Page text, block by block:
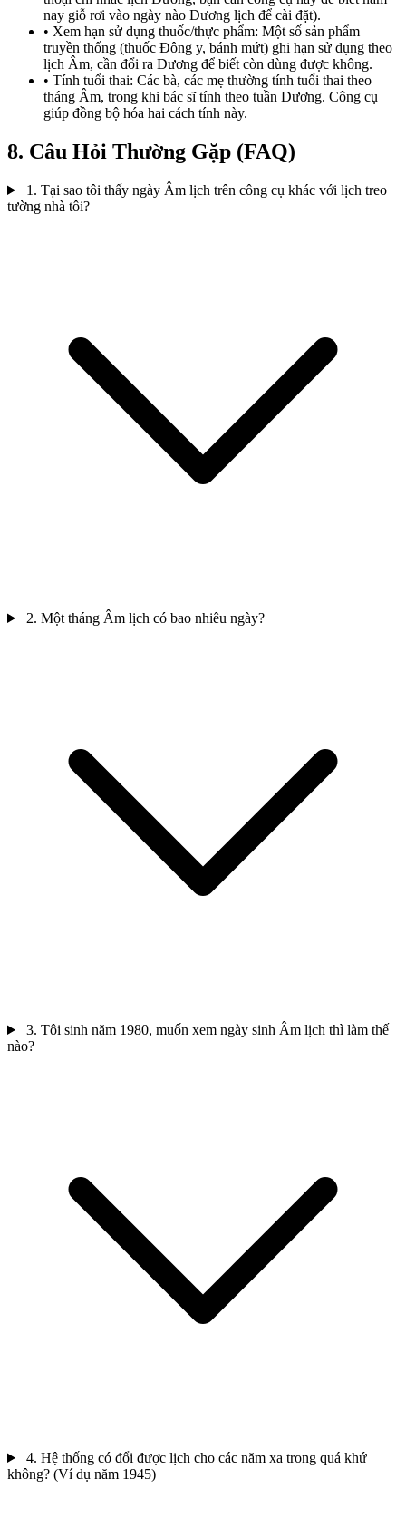
nay giỗ rơi vào ngày nào Dương lịch để cài đặt).
• Xem hạn sử dụng thuốc/thực phẩm: Một số sản phẩm
truyền thống (thuốc Đông y, bánh mứt) ghi hạn sử dụng theo
lịch Âm, cần đổi ra Dương để biết còn dùng được không.
• Tính tuổi thai: Các bà, các mẹ thường tính tuổi thai theo
tháng Âm, trong khi bác sĩ tính theo tuần Dương. Công cụ
giúp đồng bộ hóa hai cách tính này.
8. Câu Hỏi Thường Gặp (FAQ)
1. Tại sao tôi thấy ngày Âm lịch trên công cụ khác với lịch treo
tường nhà tôi?
2. Một tháng Âm lịch có bao nhiêu ngày?
3. Tôi sinh năm 1980, muốn xem ngày sinh Âm lịch thì làm thế
nào?
4. Hệ thống có đổi được lịch cho các năm xa trong quá khứ
không? (Ví dụ năm 1945)